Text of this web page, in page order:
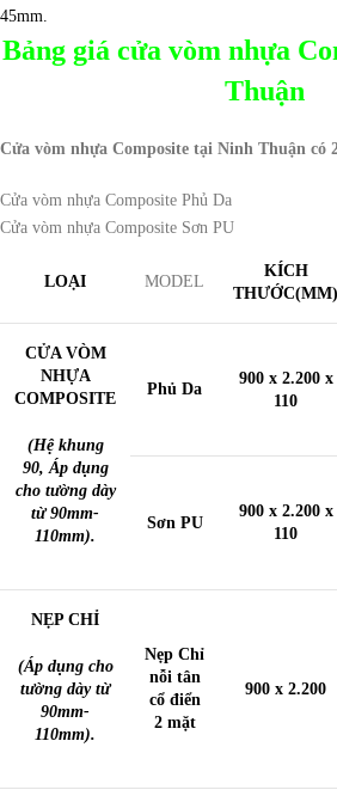
45mm.
Bảng giá cửa vòm nhựa
Thuận
Cửa vòm nhựa Composite tại Ninh Thuận có
Cửa vòm nhựa Composite Phủ Da
Cửa vòm nhựa Composite Sơn PU
LOẠI MODEL
KÍCH
THƯỚC(MM)
CỬA VÒM
NHỰA
COMPOSITE
(Hệ khung
90, Áp dụng
cho tường dày
từ 90mm-
110mm).
Phủ Da
900 x 2.200 x
110
Sơn PU
900 x 2.200 x
110
NẸP CHỈ
(Áp dụng cho
tường dày từ
90mm-
110mm).
Nẹp Chỉ
nỗi tân
cổ điển
2 mặt
900 x 2.200